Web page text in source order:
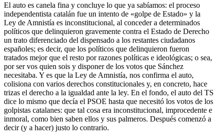
El auto es canela fina y concluye lo que ya sabíamos: el proceso
independentista catalán fue un intento de «golpe de Estado» y la
Ley de Amnistía es inconstitucional, al conceder a determinados
políticos que delinquieron gravemente contra el Estado de Derecho
un trato diferenciado del dispensado a los restantes ciudadanos
españoles; es decir, que los políticos que delinquieron fueron
tratados mejor que el resto por razones políticas e ideológicas; o sea,
por ser vos quien sois y disponer de los votos que Sánchez
necesitaba. Y es que la Ley de Amnistía, nos confirma el auto,
colisiona con varios derechos constitucionales y, en concreto, hace
trizas el derecho a la igualdad ante la ley. En el fondo, el auto del TS
dice lo mismo que decía el PSOE hasta que necesitó los votos de los
golpistas catalanes: que tal cosa era inconstitucional, improcedente e
inmoral, como bien saben ellos y sus palmeros. Después comenzó a
decir (y a hacer) justo lo contrario.